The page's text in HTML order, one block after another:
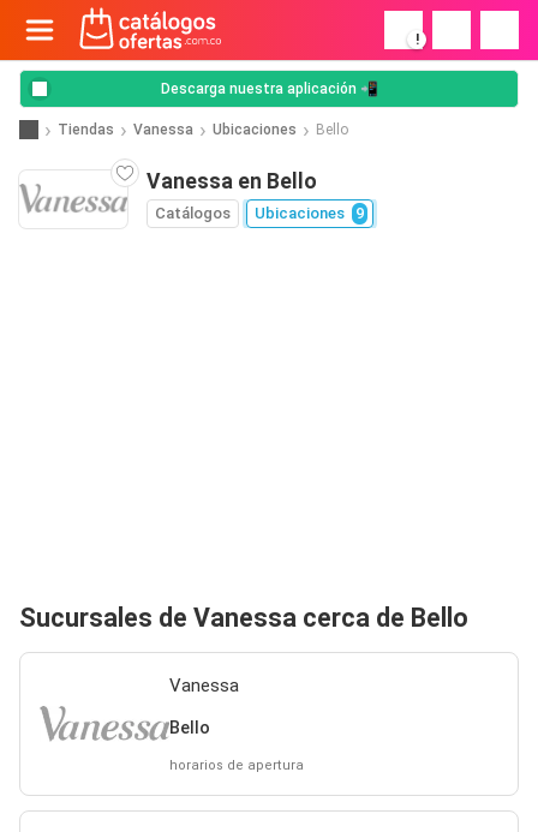
!
Descarga nuestra aplicación 📲
Tiendas Vanessa Ubicaciones Bello
Vanessa en Bello
Catálogos Ubicaciones 9
Sucursales de Vanessa cerca de Bello
Vanessa
Bello
horarios de apertura